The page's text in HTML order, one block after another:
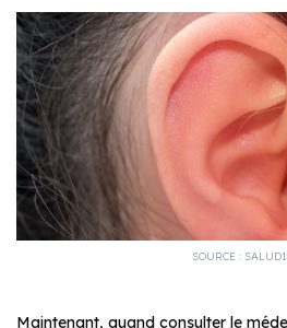
SOURCE :
Maintenant, quand consulter le